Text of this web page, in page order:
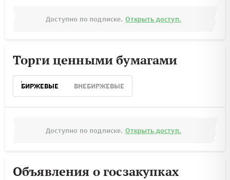
Доступно по подписке. Открыть доступ.
Торги ценными бумагами
БИРЖЕВЫЕ ВНЕБИРЖЕВЫЕ
Доступно по подписке. Открыть доступ.
Объявления о госзакупках